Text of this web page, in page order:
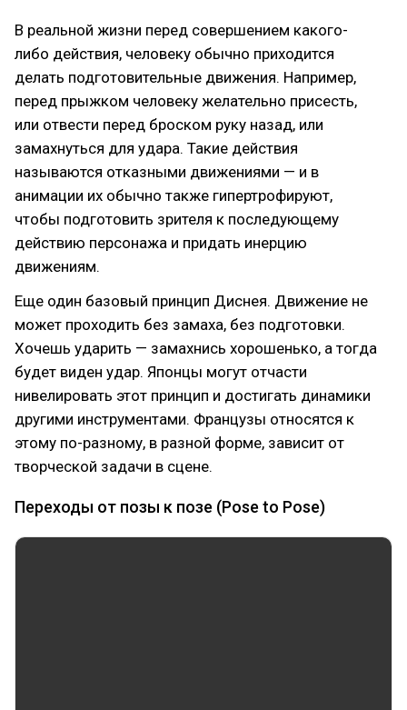
В реальной жизни перед совершением какого-
либо действия, человеку обычно приходится
делать подготовительные движения. Например,
перед прыжком человеку желательно присесть,
или отвести перед броском руку назад, или
замахнуться для удара. Такие действия
называются отказными движениями — и в
анимации их обычно также гипертрофируют,
чтобы подготовить зрителя к последующему
действию персонажа и придать инерцию
движениям.
Еще один базовый принцип Диснея. Движение не
может проходить без замаха, без подготовки.
Хочешь ударить — замахнись хорошенько, а тогда
будет виден удар. Японцы могут отчасти
нивелировать этот принцип и достигать динамики
другими инструментами. Французы относятся к
этому по-разному, в разной форме, зависит от
творческой задачи в сцене.
Переходы от позы к позе (Pose to Pose)